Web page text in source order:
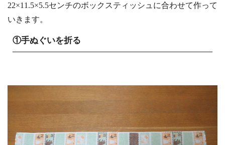
22×11.5×5.5センチのボックスティッシュに合わせて作って
いきます。
①手ぬぐいを折る